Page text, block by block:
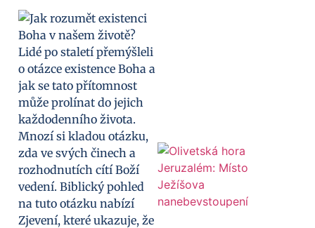
Lidé po staletí přemýšleli
o otázce existence Boha a
jak se tato přítomnost
může prolínat do jejich
každodenního života.
Mnozí si kladou otázku,
zda ve svých činech a
rozhodnutích cítí Boží
vedení. Biblický pohled
na tuto otázku nabízí
Zjevení, které ukazuje, že